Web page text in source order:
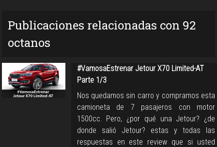
Publicaciones relacionadas con 92
octanos
#VamosaEstrenar Jetour X70 Limited-AT
Parte 1/3
Nos quedamos sin carro y compramos esta
camioneta de 7 pasajeros con motor
1500cc. Pero, ¿por qué una Jetour? ¿de
donde salió Jetour? estas y todas las
respuestas en este review que si usted